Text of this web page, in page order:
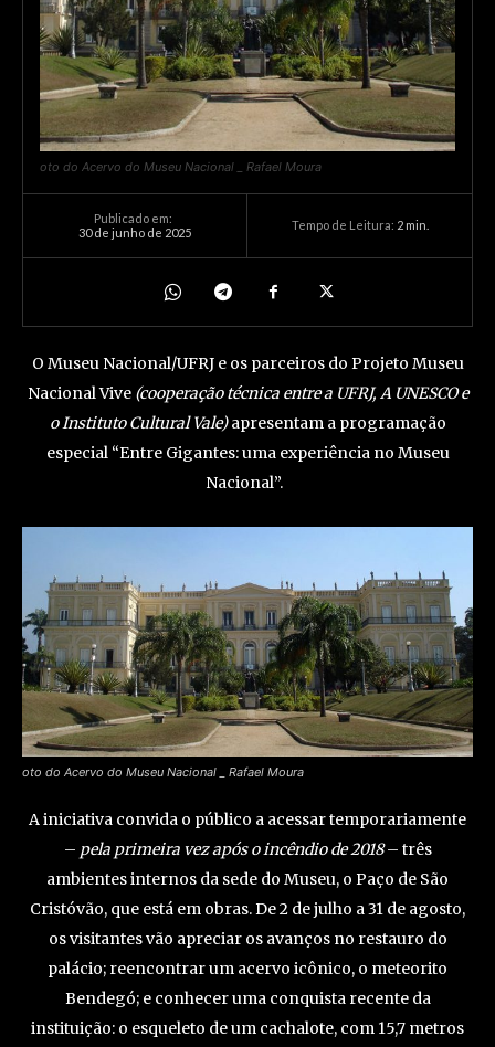
oto do Acervo do Museu Nacional _ Rafael Moura
Publicado em:
30 de junho de 2025
Tempo de Leitura: 2min.
O Museu Nacional/UFRJ e os parceiros do Projeto Museu
Nacional Vive (cooperação técnica entre a UFRJ, A UNESCO e
o Instituto Cultural Vale)apresentam a programação
especial “Entre Gigantes: uma experiência no Museu
Nacional”.
oto do Acervo do Museu Nacional _ Rafael Moura
A iniciativa convida o público a acessar temporariamente
– pela primeira vez após o incêndio de 2018– três
ambientes internos da sede do Museu, o Paço de São
Cristóvão, que está em obras. De 2 de julho a 31 de agosto,
os visitantes vão apreciar os avanços no restauro do
palácio; reencontrar um acervo icônico, o meteorito
Bendegó; e conhecer uma conquista recente da
instituição: o esqueleto de um cachalote, com 15,7 metros